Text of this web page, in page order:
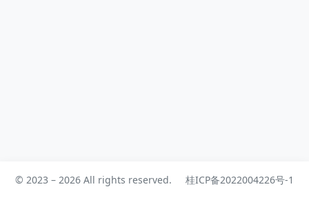
© 2023 – 2026 All rights reserved. 桂ICP备2022004226号-1